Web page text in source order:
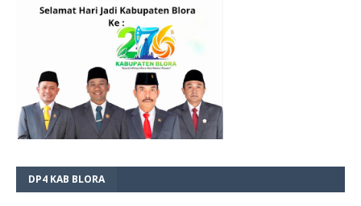
DP4 KAB BLORA